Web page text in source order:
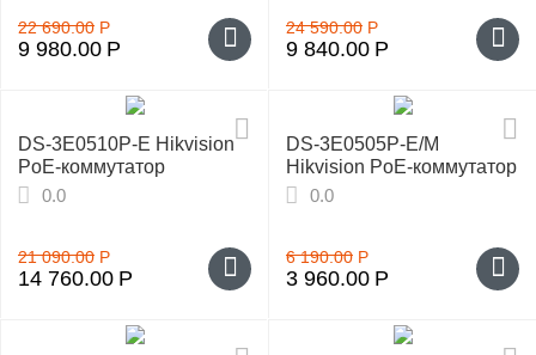
22 690.00 Р
9 980.00 Р
24 590.00 Р
9 840.00 Р
DS-3E0510P-E Hikvision
PoE-коммутатор
0.0
21 090.00 Р
14 760.00 Р
DS-3E0505P-E/M
Hikvision PoE-коммутатор
0.0
6 190.00 Р
3 960.00 Р